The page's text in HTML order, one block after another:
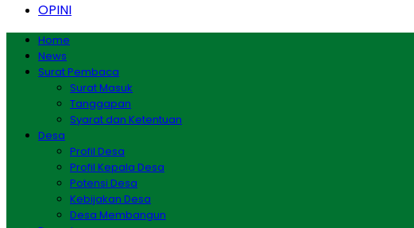
OPINI
Home
News
Surat Pembaca
Surat Masuk
Tanggapan
Syarat dan Ketentuan
Desa
Profil Desa
Profil Kepala Desa
Potensi Desa
Kebijakan Desa
Desa Membangun